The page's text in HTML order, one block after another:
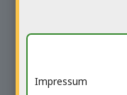
Impressum